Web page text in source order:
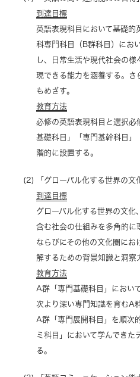
到達目標
英語表現科目において基礎的
科専門科目（B群科目）にお
し、日常生活や現代社会の
現できる能力を涵養する。さ
もめざす。
教育方法
必修の英語表現科目と選択必
基礎科目」「専門基幹科目」
階的に設置する。
「グローバル化する世界の文
到達目標
グローバル化する世界の文化
含む社会の仕組みを多角的に
ならびにその他の文化圏にお
解するための背景知識と洞察
教育方法
A群「専門基礎科目」におい
次より深い専門知識を育むA
A群「専門展開科目」を順次
ミ科目」において学んできた
る。